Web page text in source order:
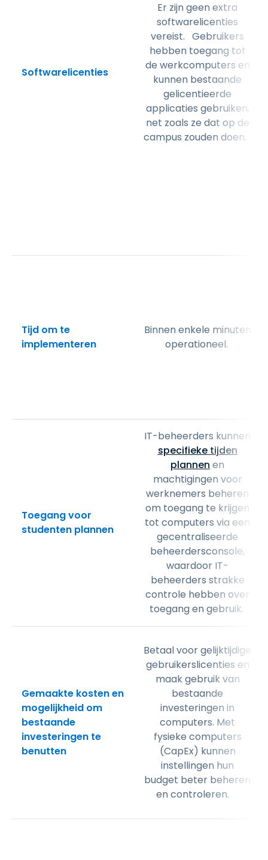
Softwarelicenties
Er zijn geen extra
softwarelicenties
vereist. Gebruikers
hebben toegang tot
de werkcomputers en
kunnen bestaande
gelicentieerde
applicaties gebruiken,
net zoals ze dat op de
campus zouden doen.
Tijd om te
implementeren
Binnen enkele minuten
operationeel.
Toegang voor
studenten plannen
IT-beheerders kunnen
specifieke tijden
plannen en
machtigingen voor
werknemers beheren
om toegang te krijgen
tot computers via een
gecentraliseerde
beheerdersconsole,
waardoor IT-
beheerders strakke
controle hebben over
toegang en gebruik.
Gemaakte kosten en
mogelijkheid om
bestaande
investeringen te
benutten
Betaal voor gelijktijdige
gebruikerslicenties en
maak gebruik van
bestaande
investeringen in
computers. Met
fysieke computers
(CapEx) kunnen
instellingen hun
budget beter beheren
en controleren.